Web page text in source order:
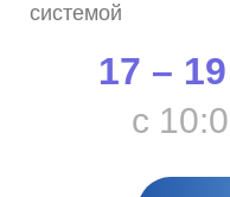
системой
17 –
с